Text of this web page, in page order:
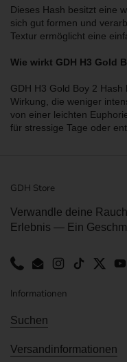
Dieses Hash besitzt eine
sich gut formen und
Textur ermöglicht eine
Wie wirkt GDH H3 Gold
GDH H3 Gold Boy 2
Wirkung, die weniger
von einer leichten
für stressige Tage oder
GDH Store
Verwandle deine
Erlebnis — Ein
Informationen
Suchen
Versandinformationen